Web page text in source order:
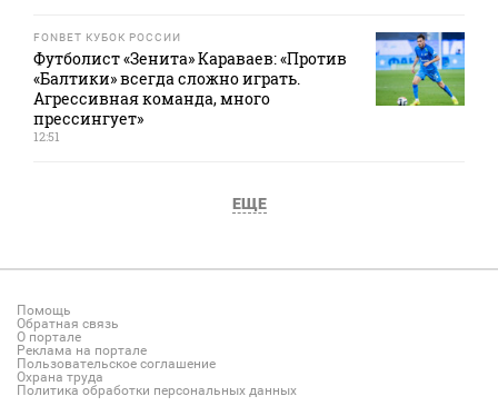
FONBET КУБОК РОССИИ
Футболист «Зенита» Караваев: «Против
«Балтики» всегда сложно играть.
Агрессивная команда, много
прессингует»
12:51
ЕЩЕ
Помощь
Обратная связь
О портале
Реклама на портале
Пользовательское соглашение
Охрана труда
Политика обработки персональных данных